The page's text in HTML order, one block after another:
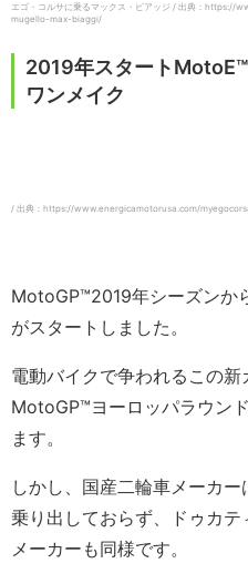
エゴ・コルサに乗るマックス・ビアッジ / 出典：
mugello-max-biaggi/
2019年スタート
ワンメイク
/ 出典：https://www.energicamotorusa.com/
MotoGP™2019年シーズンか
がスタートしました。
電動バイクで争われるこの
MotoGP™ヨーロッパラウン
ます。
しかし、国産二輪車メーカ
乗り出しておらず、ドゥカ
メーカーも同様です。